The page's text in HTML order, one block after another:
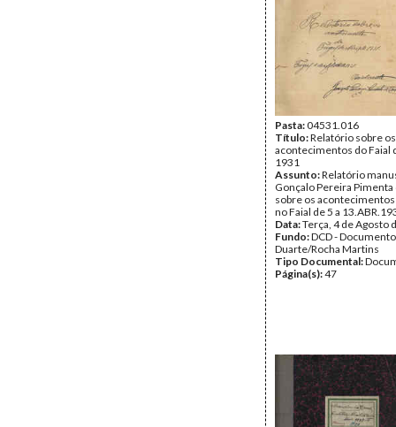
Pasta:04531.016
Título:Relatório sobre os
acontecimentos do Faial
1931
Assunto:Relatório
Gonçalo Pereira Pimenta
sobre os acontecimentos
no Faial de 5 a
Data:Terça, 4 de Agosto
Fundo:DCD -
Duarte/Rocha Martins
Tipo Documental:
Página(s):47